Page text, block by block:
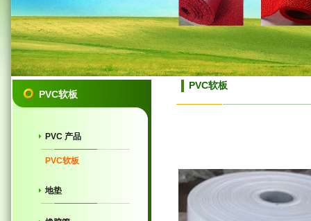
PVC软板
PVC 产品
PVC软板
地垫
PVC软板